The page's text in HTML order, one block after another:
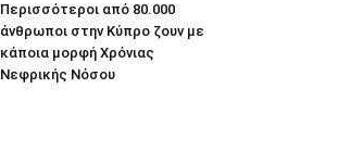
Περισσότεροι από 80.000
άνθρωποι στην Κύπρο ζουν με
κάποια μορφή Χρόνιας
Νεφρικής Νόσου